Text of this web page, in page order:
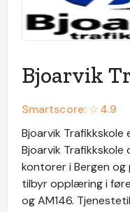
Bjoarvik
Smartscore: ☆4.9
Bjoarvik
Bjoarvik
kontorer i Bergen og
tilbyr opplæring i
og AM146.